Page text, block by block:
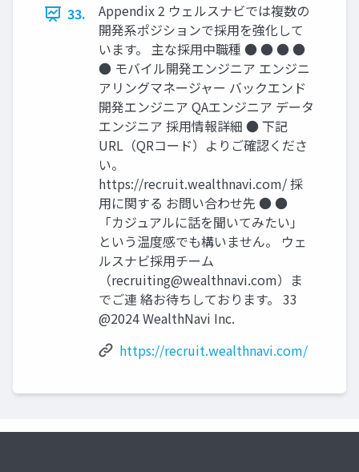
33.
Appendix 2 ウェルスナビでは複数の
開発系ポジションで採⽤を強化して
います。 主な採⽤中職種 ● ● ● ●
● モバイル開発エンジニア エンジニ
アリングマネージャー バックエンド
開発エンジニア QAエンジニア データ
エンジニア 採⽤情報詳細 ● 下記
URL（QRコード）よりご確認くださ
い。
https://recruit.wealthnavi.com/ 採
⽤に関する お問い合わせ先 ● ●
「カジュアルに話を聞いてみたい」
という温度感でも構いません。 ウェ
ルスナビ採⽤チーム
（recruiting@wealthnavi.com）ま
でご連 絡お待ちしております。 33
@2024 WealthNavi Inc.
https://recruit.wealthnavi.com/